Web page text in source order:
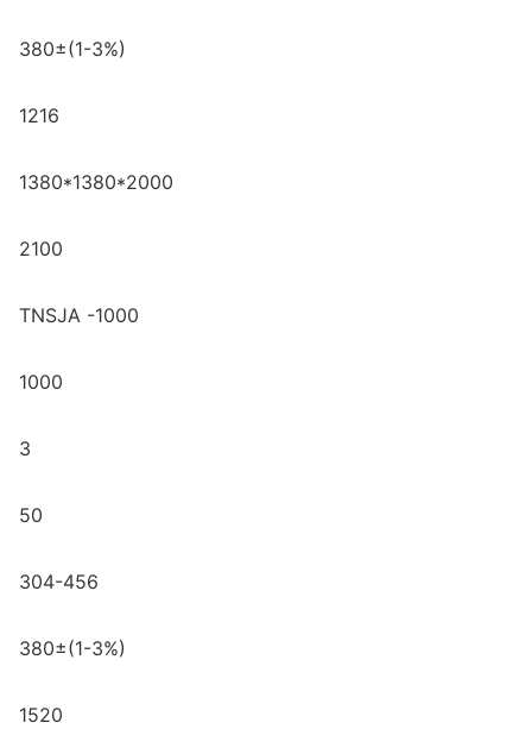
380±(1-3%)
1216
1380*1380*2000
2100
TNSJA -1000
1000
3
50
304-456
380±(1-3%)
1520